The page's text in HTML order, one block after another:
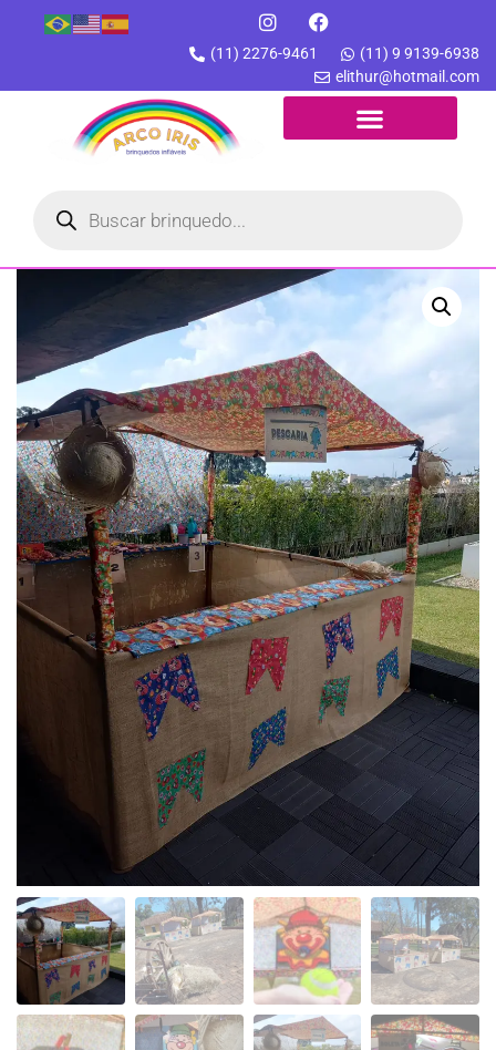
(11) 2276-9461
(11) 9 9139-6938
elithur@hotmail.com